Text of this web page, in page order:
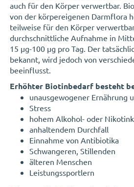
auch für den Körper verwertbar.
von der körpereigenen Darmflora
teilweise für den Körper
durchschnittliche Aufnahme in
15 µg-100 µg pro Tag. Der
bekannt, wird jedoch von
beeinflusst.
Erhöhter Biotinbedarf besteht
unausgewogener Ernährung
Stress
hohem Alkohol- oder
anhaltendem Durchfall
Einnahme von Antibiotika
Schwangeren, Stillenden
älteren Menschen
Leistungssportlern